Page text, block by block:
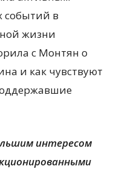
событий в
жизни
с Монтян о
и как чувствуют
интересом